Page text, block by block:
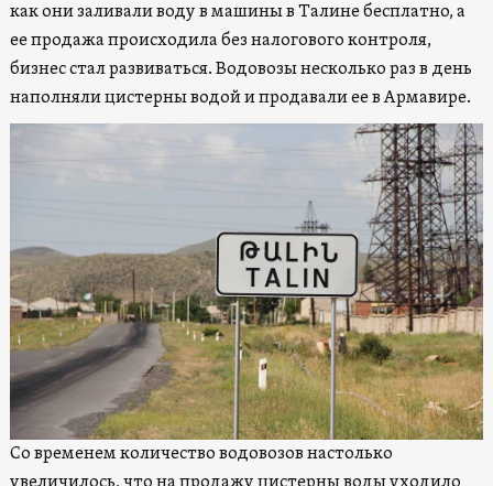
как они заливали воду в машины в Талине бесплатно, а
ее продажа происходила без налогового контроля,
бизнес стал развиваться. Водовозы несколько раз в день
наполняли цистерны водой и продавали ее в Армавире.
Со временем количество водовозов настолько